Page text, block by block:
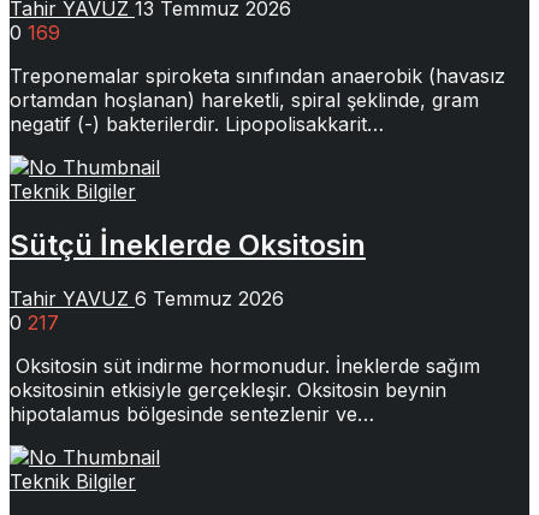
Tahir YAVUZ 13 Temmuz 2026
0 169
Treponemalar spiroketa sınıfından anaerobik (havasız
ortamdan hoşlanan) hareketli, spiral şeklinde, gram
negatif (-) bakterilerdir. Lipopolisakkarit…
Teknik Bilgiler
Sütçü İneklerde Oksitosin
Tahir YAVUZ 6 Temmuz 2026
0 217
Oksitosin süt indirme hormonudur. İneklerde sağım
oksitosinin etkisiyle gerçekleşir. Oksitosin beynin
hipotalamus bölgesinde sentezlenir ve…
Teknik Bilgiler